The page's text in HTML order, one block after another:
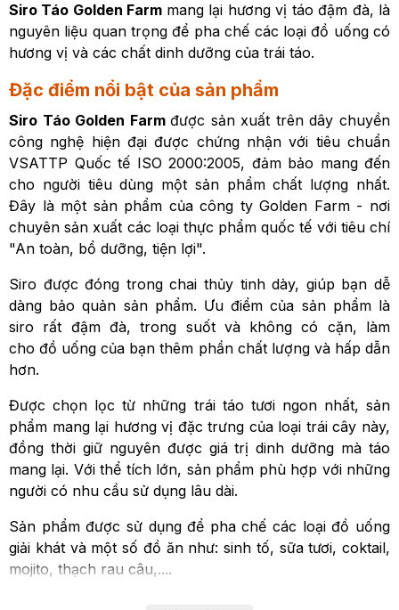
Siro Táo Golden Farm mang lại hương vị táo đậm đà, là
nguyên liệu quan trọng để pha chế các loại đồ uống có
hương vị và các chất dinh dưỡng của trái táo.
Đặc điểm nổi bật của sản phẩm
Siro Táo Golden Farmđược sản xuất trên dây chuyền
công nghệ hiện đại được chứng nhận với tiêu chuẩn
VSATTP Quốc tế ISO 2000:2005, đảm bảo mang đến
cho người tiêu dùng một sản phẩm chất lượng nhất.
Đây là một sản phẩm của công ty Golden Farm - nơi
chuyên sản xuất các loại thực phẩm quốc tế với tiêu chí
"An toàn, bổ dưỡng, tiện lợi".
Siro được đóng trong chai thủy tinh dày, giúp bạn dễ
dàng bảo quản sản phẩm. Ưu điểm của sản phẩm là
siro rất đậm đà, trong suốt và không có cặn, làm
cho đồ uống của bạn thêm phần chất lượng và hấp dẫn
hơn.
Được chọn lọc từ những trái táo tươi ngon nhất, sản
phẩm mang lại hương vị đặc trưng của loại trái cây này,
đồng thời giữ nguyên được giá trị dinh dưỡng mà táo
mang lại. Với thể tích lớn, sản phẩm phù hợp với những
người có nhu cầu sử dụng lâu dài.
Sản phẩm được sử dụng để pha chế các loại đồ uống
giải khát và một số đồ ăn như: sinh tố, sữa tươi, coktail,
mojito, thạch rau câu,....